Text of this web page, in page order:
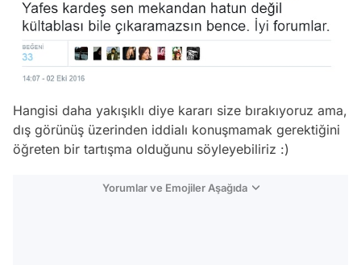
Hangisi daha yakışıklı diye kararı size bırakıyoruz ama,
dış görünüş üzerinden iddialı konuşmamak gerektiğini
öğreten bir tartışma olduğunu söyleyebiliriz :)
Yorumlar ve Emojiler Aşağıda